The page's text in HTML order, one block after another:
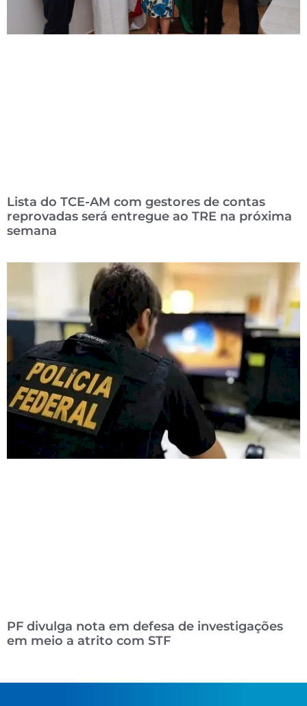
Lista do TCE-AM com gestores de contas
reprovadas será entregue ao TRE na próxima
semana
PF divulga nota em defesa de investigações
em meio a atrito com STF